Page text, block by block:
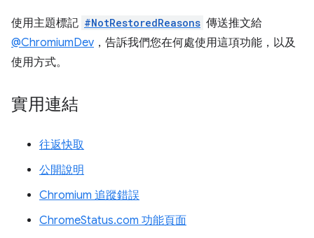
使用主題標記 #NotRestoredReasons 傳送推文給
@ChromiumDev ，告訴我們您在何處使用這項功能，以及
使用方式。
實用連結
往返快取
公開說明
Chromium 追蹤錯誤
ChromeStatus.com 功能頁面